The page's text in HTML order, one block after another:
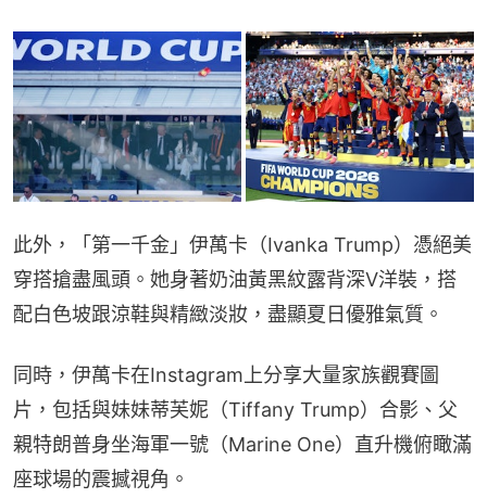
此外，「第一千金」伊萬卡（Ivanka Trump）憑絕美
穿搭搶盡風頭。她身著奶油黃黑紋露背深V洋裝，搭
配白色坡跟涼鞋與精緻淡妝，盡顯夏日優雅氣質。
同時，伊萬卡在Instagram上分享大量家族觀賽圖
片，包括與妹妹蒂芙妮（Tiffany Trump）合影、父
親特朗普身坐海軍一號（Marine One）直升機俯瞰滿
座球場的震撼視角。